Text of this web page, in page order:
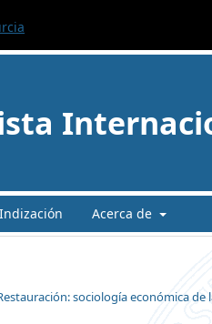
Indización Acerca de
sociología económica